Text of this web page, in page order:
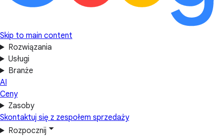
Skip to main content
Rozwiązania
Usługi
Branże
AI
Ceny
Zasoby
Skontaktuj się z zespołem sprzedaży
Rozpocznij